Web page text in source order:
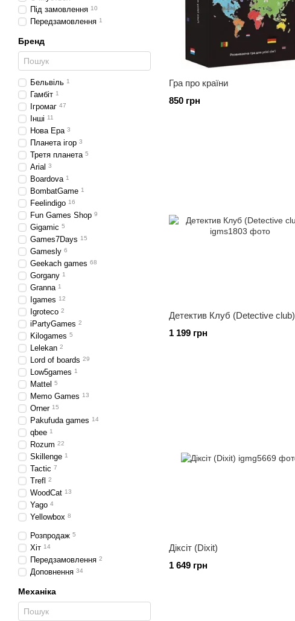
Гра про країни
850 грн
Детектив Клуб (Detective club)
1 199 грн
Діксіт (Dixit)
1 649 грн
Під замовлення 10
Передзамовлення 1
Бренд
Бельвіль 1
Гамбіт 1
Ігромаг 47
Інші 11
Нова Ера 3
Планета ігор 3
Третя планета 5
Arial 3
Boardova 1
BombatGame 1
Feelindigo 16
Fun Games Shop 9
Gіgamіc 5
Games7Days 15
Gamesly 6
Geekach games 68
Gorgany 1
Granna 1
Igames 12
Igroteco 2
iPartyGames 2
Kilogames 5
Lelekan 2
Lord of boards 29
Low5games 1
Mattel 5
Memo Games 13
Orner 15
Pakufuda games 14
qbee 1
Rozum 22
Skillenge 1
Tactic 7
Trefl 2
WoodCat 13
Yago 4
Yellowbox 8
Розпродаж 5
Хіт 14
Передзамовлення 2
Доповнення 34
Механіка